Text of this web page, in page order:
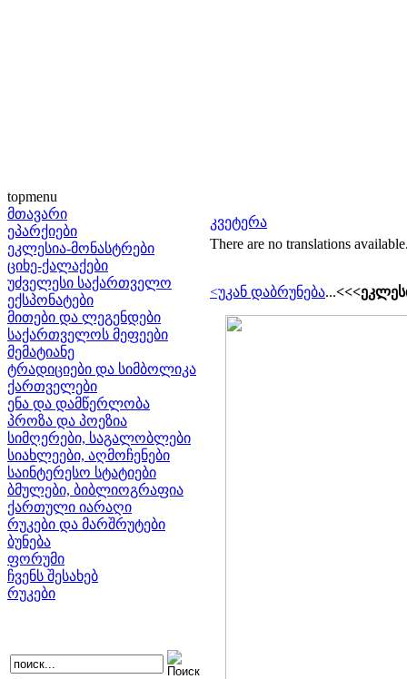
topmenu
მთავარი
ეპარქიები
ეკლესია-მონასტრები
ციხე-ქალაქები
უძველესი საქართველო
ექსპონატები
მითები და ლეგენდები
საქართველოს მეფეები
მემატიანე
ტრადიციები და სიმბოლიკა
ქართველები
ენა და დამწერლობა
პროზა და პოეზია
სიმღერები, საგალობლები
სიახლეები, აღმოჩენები
საინტერესო სტატიები
ბმულები, ბიბლიოგრაფია
ქართული იარაღი
რუკები და მარშრუტები
ბუნება
ფორუმი
ჩვენს შესახებ
რუკები
კვეტერა
There are no translations
<უკან დაბრუნება...